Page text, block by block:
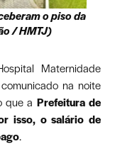
o piso da
/ HMTJ)
Maternidade
na noite
que a Prefeitura de
isso, o salário de
.